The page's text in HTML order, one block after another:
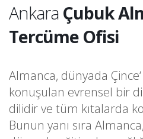
Ankara Çubuk
Tercüme Ofisi
Almanca, dünyada
konuşulan evrensel bir
dilidir ve tüm kıtalarda
Bunun yanı sıra